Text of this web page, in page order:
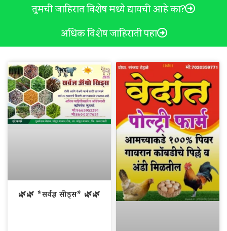
तुमची जाहिरात विशेष मध्ये द्यायची आहे का?
अधिक विशेष जाहिराती पहा
🌿🌿 *सर्वज्ञ सीड्स* 🌿🌿